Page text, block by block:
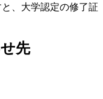
、大学認定の修了証
先